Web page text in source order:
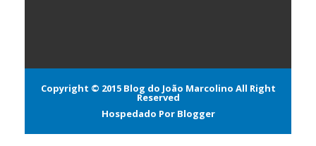
Copyright © 2015 Blog do João Marcolino All Right
Reserved
Hospedado Por Blogger